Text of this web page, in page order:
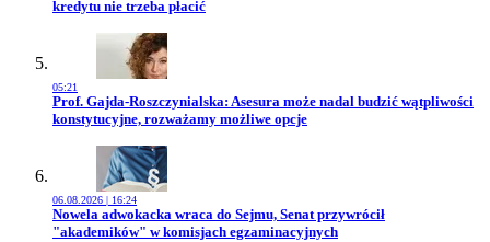
kredytu nie trzeba płacić
05:21
Przejdź do artykułu:
Prof. Gajda-Roszczynialska: Asesura może nadal budzić wątpliwości
konstytucyjne, rozważamy możliwe opcje
06.08.2026 | 16:24
Przejdź do artykułu:
Nowela adwokacka wraca do Sejmu, Senat przywrócił
"akademików" w komisjach egzaminacyjnych